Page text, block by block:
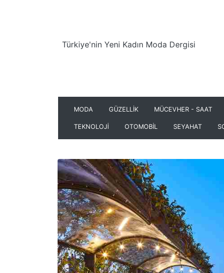
Türkiye'nin Yeni Kadın Moda Dergisi
MODA GÜZELLİK MÜCEVHER - SAAT
TEKNOLOJİ OTOMOBİL SEYAHAT